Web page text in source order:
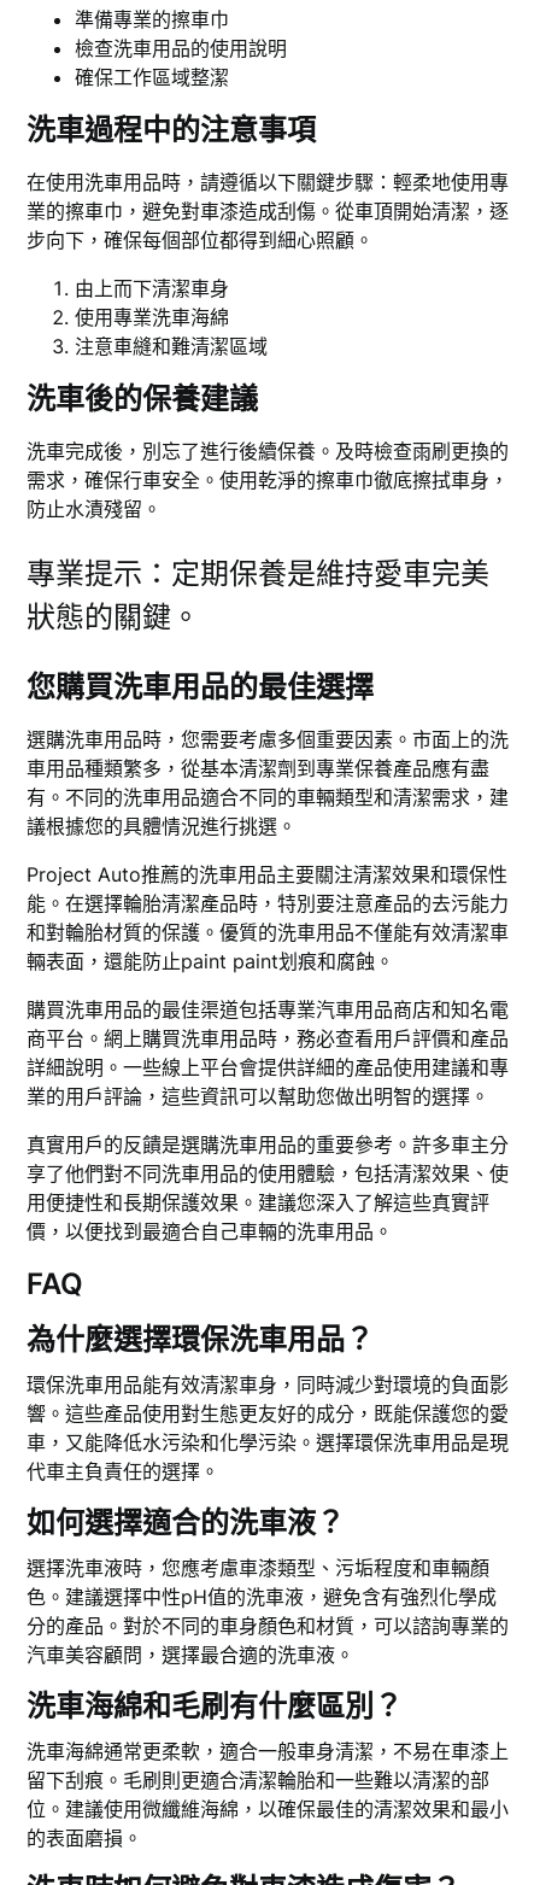
準備專業的擦車巾
檢查洗車用品的使用說明
確保工作區域整潔
洗車過程中的注意事項
在使用洗車用品時，請遵循以下關鍵步驟：輕柔地使用專
業的擦車巾，避免對車漆造成刮傷。從車頂開始清潔，逐
步向下，確保每個部位都得到細心照顧。
由上而下清潔車身
使用專業洗車海綿
注意車縫和難清潔區域
洗車後的保養建議
洗車完成後，別忘了進行後續保養。及時檢查雨刷更換的
需求，確保行車安全。使用乾淨的擦車巾徹底擦拭車身，
防止水漬殘留。
專業提示：定期保養是維持愛車完美
狀態的關鍵。
您購買洗車用品的最佳選擇
選購洗車用品時，您需要考慮多個重要因素。市面上的洗
車用品種類繁多，從基本清潔劑到專業保養產品應有盡
有。不同的洗車用品適合不同的車輛類型和清潔需求，建
議根據您的具體情況進行挑選。
Project Auto推薦的洗車用品主要關注清潔效果和環保性
能。在選擇輪胎清潔產品時，特別要注意產品的去污能力
和對輪胎材質的保護。優質的洗車用品不僅能有效清潔車
輛表面，還能防止paint paint划痕和腐蝕。
購買洗車用品的最佳渠道包括專業汽車用品商店和知名電
商平台。網上購買洗車用品時，務必查看用戶評價和產品
詳細說明。一些線上平台會提供詳細的產品使用建議和專
業的用戶評論，這些資訊可以幫助您做出明智的選擇。
真實用戶的反饋是選購洗車用品的重要參考。許多車主分
享了他們對不同洗車用品的使用體驗，包括清潔效果、使
用便捷性和長期保護效果。建議您深入了解這些真實評
價，以便找到最適合自己車輛的洗車用品。
FAQ
為什麼選擇環保洗車用品？
環保洗車用品能有效清潔車身，同時減少對環境的負面影
響。這些產品使用對生態更友好的成分，既能保護您的愛
車，又能降低水污染和化學污染。選擇環保洗車用品是現
代車主負責任的選擇。
如何選擇適合的洗車液？
選擇洗車液時，您應考慮車漆類型、污垢程度和車輛顏
色。建議選擇中性pH值的洗車液，避免含有強烈化學成
分的產品。對於不同的車身顏色和材質，可以諮詢專業的
汽車美容顧問，選擇最合適的洗車液。
洗車海綿和毛刷有什麼區別？
洗車海綿通常更柔軟，適合一般車身清潔，不易在車漆上
留下刮痕。毛刷則更適合清潔輪胎和一些難以清潔的部
位。建議使用微纖維海綿，以確保最佳的清潔效果和最小
的表面磨損。